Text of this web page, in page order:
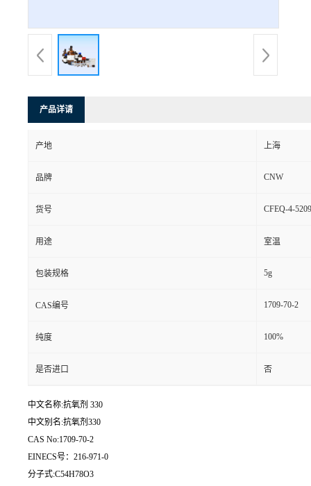
产品详请
产地 上海
品牌 CNW
货号 CFEQ-4-
用途 室温
包装规格 5g
CAS编号 1709-70-2
纯度 100%
是否进口 否
中文名称:抗氧剂 330
中文别名:抗氧剂330
CAS No:1709-70-2
EINECS号：216-971-0
分子式:C54H78O3